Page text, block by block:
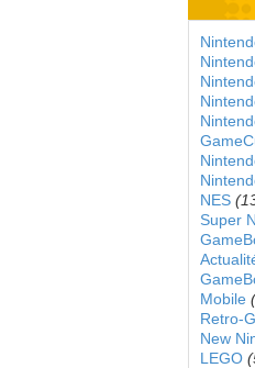
NES
Super
Mobile
Retro-
New
LEGO